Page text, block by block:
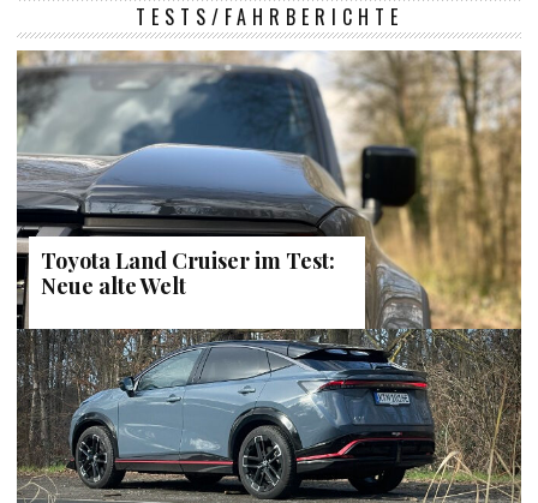
TESTS/FAHRBERICHTE
Toyota Land Cruiser im Test:
Neue alte Welt